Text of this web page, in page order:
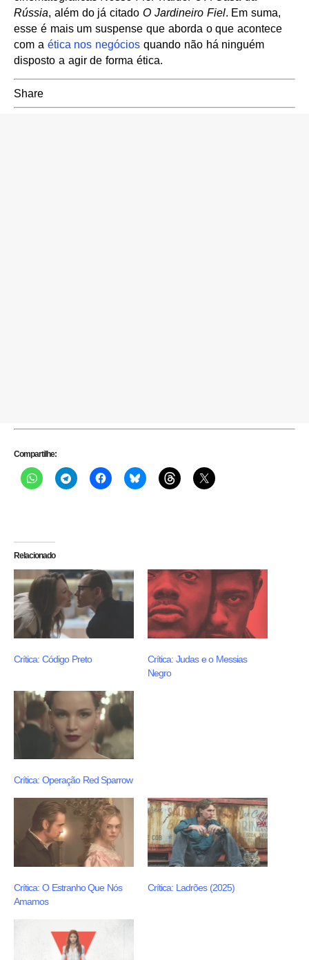
Rússia, além do já citado O Jardineiro Fiel. Em suma,
esse é mais um suspense que aborda o que acontece
com a ética nos negócios quando não há ninguém
disposto a agir de forma ética.
Share
Compartilhe:
Relacionado
Crítica: Código Preto
Crítica: Judas e o Messias
Negro
Crítica: Operação Red Sparrow
Crítica: O Estranho Que Nós
Amamos
Crítica: Ladrões (2025)